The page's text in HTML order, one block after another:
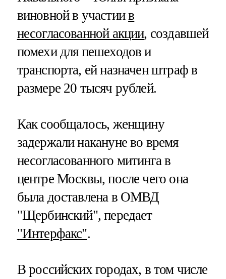
виновной в участиив
несогласованной акции, создавшей
помехи для пешеходов и
транспорта, ей назначен штраф в
размере 20 тысяч рублей.
Как сообщалось, женщину
задержали накануне во время
несогласованного митинга в
центре Москвы, после чего она
была доставлена в ОМВД
"Щербинский", передает
"Интерфакс".
В российских городах, в том числе